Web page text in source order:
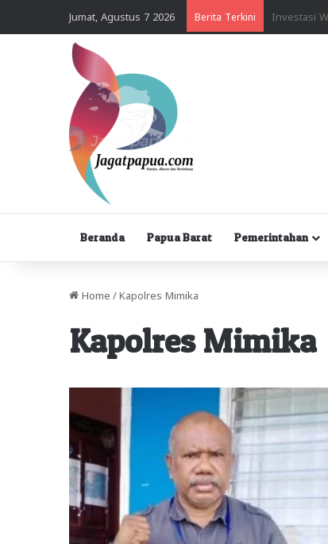
Jumat, Agustus 7 2026 Berita Terkini
Beranda Papua Barat Pemerintahan
Home / Kapolres Mimika
Kapolres Mimika